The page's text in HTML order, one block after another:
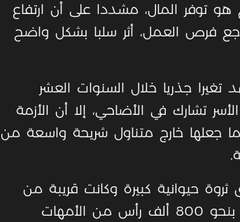
هو توفر المال، مشددا على أن ارتفاع
فرص العمل، أثر سلبا بشكل واضح
جذريا خلال السنوات العشر
تشارك في الأضاحي، إلا أن الأزمة
ما جعلها خارج متناول شريحة واسعة من
حيوانية كبيرة وكانت قريبة من
الاكتفاء الذاتي، حيث قُدر عدد رؤوس الأغنام بنحو 800 ألف رأس من الأمهات